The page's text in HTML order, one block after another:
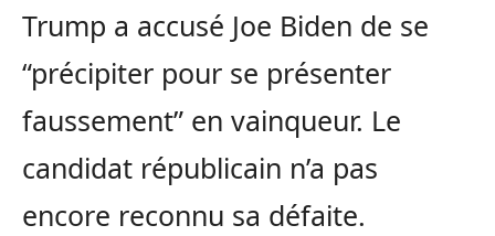
Trump a accusé Joe Biden de se
“précipiter pour se présenter
faussement” en vainqueur. Le
candidat républicain n’a pas
encore reconnu sa défaite.